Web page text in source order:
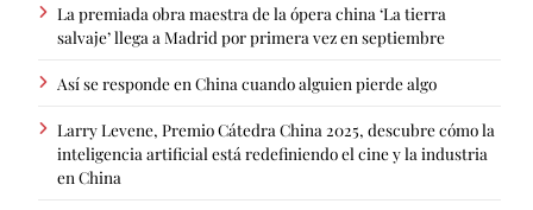
La premiada obra maestra de la ópera china ‘La tierra
salvaje’ llega a Madrid por primera vez en septiembre
Así se responde en China cuando alguien pierde algo
Larry Levene, Premio Cátedra China 2025, descubre cómo la
inteligencia artificial está redefiniendo el cine y la industria
en China